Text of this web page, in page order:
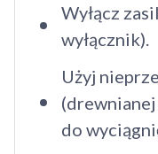
Wyłącz
wyłącznik).
Użyj
do